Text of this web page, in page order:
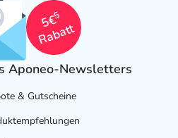
5€
5
Rabatt
Aponeo-Newsletters
& Gutscheine